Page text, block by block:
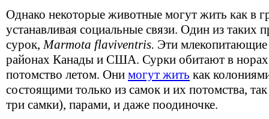
Однако некоторые животные могут жить как в
устанавливая социальные связи. Один из
сурок,Marmota flaviventris. Эти
районах Канады и США. Сурки обитают в
потомство летом. Они могут жить как
состоящими только из самок и их потомства,
три самки), парами, и даже поодиночке.